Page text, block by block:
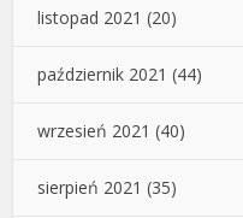
listopad 2021 (20)
październik 2021 (44)
wrzesień 2021 (40)
sierpień 2021 (35)